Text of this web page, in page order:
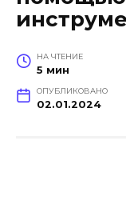
НА ЧТЕНИЕ
5 мин
ОПУБЛИКОВАНО
02.01.2024